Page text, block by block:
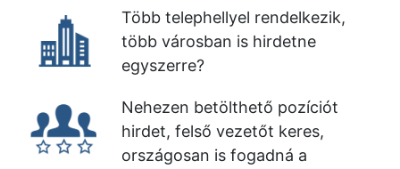
Több telephellyel rendelkezik,
több városban is hirdetne
egyszerre?
Nehezen betölthető pozíciót
hirdet, felső vezetőt keres,
országosan is fogadná a